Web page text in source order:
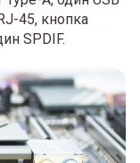
45, кнопка
SPDIF.